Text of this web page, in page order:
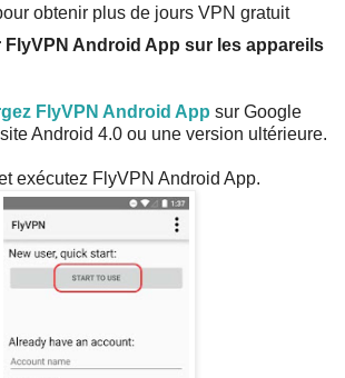
obtenir plus de jours VPN gratuit
Android App sur les appareils
FlyVPN Android App sur Google
Android 4.0 ou une version ultérieure.
exécutez FlyVPN Android App.